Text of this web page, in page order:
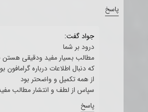
پاسخ
جواد گفت:
درود بر شما
مطالب بسیار مفید ودقیقی
از همه تکمیل و واضحتر بود
سپاس از لطف و انتشار مطالب
پاسخ